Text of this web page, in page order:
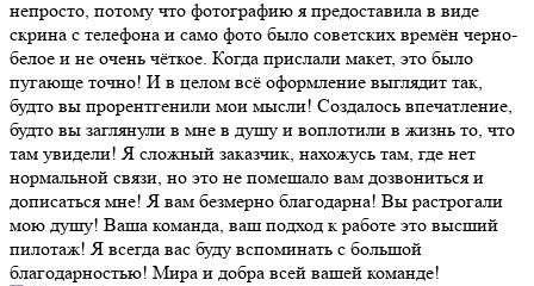
непросто, потому что фотографию я предоставила в виде
скрина с телефона и само фото было советских времён черно-
белое и не очень чёткое. Когда прислали макет, это было
пугающе точно! И в целом всё оформление выглядит так,
будто вы прорентгенили мои мысли! Создалось впечатление,
будто вы заглянули в мне в душу и воплотили в жизнь то, что
там увидели! Я сложный заказчик, нахожусь там, где нет
нормальной связи, но это не помешало вам дозвониться и
дописаться мне! Я вам безмерно благодарна! Вы растрогали
мою душу! Ваша команда, ваш подход к работе это высший
пилотаж! Я всегда вас буду вспоминать с большой
благодарностью! Мира и добра всей вашей команде!